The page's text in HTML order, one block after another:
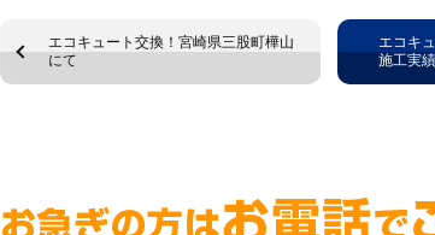
エコキュート交換！宮崎県三股町樺山
にて
エコキ
施工実